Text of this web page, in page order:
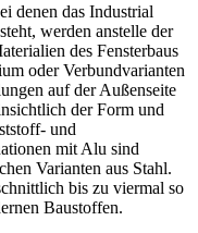
denen das Industrial
werden anstelle der
des Fensterbaus
oder Verbundvarianten
auf der Außenseite
der Form und
und
mit Alu sind
Varianten aus Stahl.
bis zu viermal so
Baustoffen.